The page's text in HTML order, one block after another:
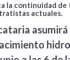
la continuidad
actuales.
asumirá